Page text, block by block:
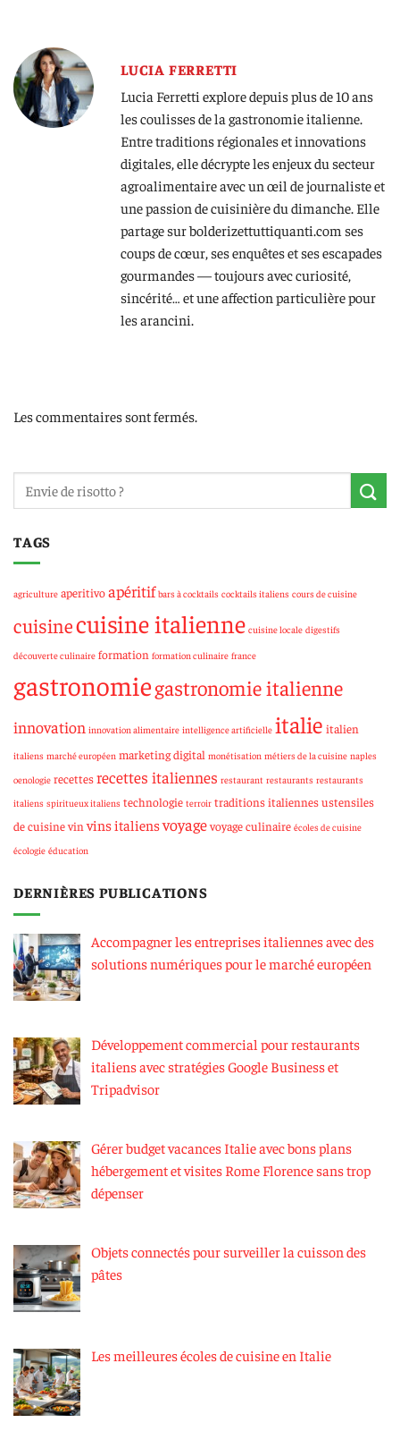
LUCIA FERRETTI
Lucia Ferretti explore depuis plus de 10 ans
les coulisses de la gastronomie italienne.
Entre traditions régionales et innovations
digitales, elle décrypte les enjeux du secteur
agroalimentaire avec un œil de journaliste et
une passion de cuisinière du dimanche. Elle
partage sur bolderizettuttiquanti.com ses
coups de cœur, ses enquêtes et ses escapades
gourmandes — toujours avec curiosité,
sincérité… et une affection particulière pour
les arancini.
Les commentaires sont fermés.
TAGS
agriculture aperitivoapéritif bars à cocktails cocktails italiens cours de cuisine
cuisinecuisine italienne cuisine locale digestifs
découverte culinaire formation formation culinaire france
gastronomiegastronomie italienne
innovation innovation alimentaire intelligence artificielle italie italien
italiens marché européen marketing digital monétisation métiers de la cuisine naples
oenologie recettesrecettes italiennes restaurant restaurants restaurants
italiens spiritueux italiens technologie terroir traditions italiennesustensiles
de cuisinevin vins italiensvoyagevoyage culinaire écoles de cuisine
écologie éducation
DERNIÈRES PUBLICATIONS
Accompagner les entreprises italiennes avec des
solutions numériques pour le marché européen
Développement commercial pour restaurants
italiens avec stratégies Google Business et
Tripadvisor
Gérer budget vacances Italie avec bons plans
hébergement et visites Rome Florence sans trop
dépenser
Objets connectés pour surveiller la cuisson des
pâtes
Les meilleures écoles de cuisine en Italie